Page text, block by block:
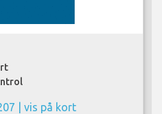
| vis på kort